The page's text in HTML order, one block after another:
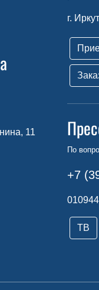
11
г.
По
+7
ТВ